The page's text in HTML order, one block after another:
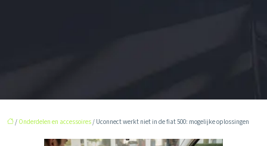
/ Onderdelen en accessoires/ Uconnect werkt niet in de fiat 500: mogelijke oplossingen